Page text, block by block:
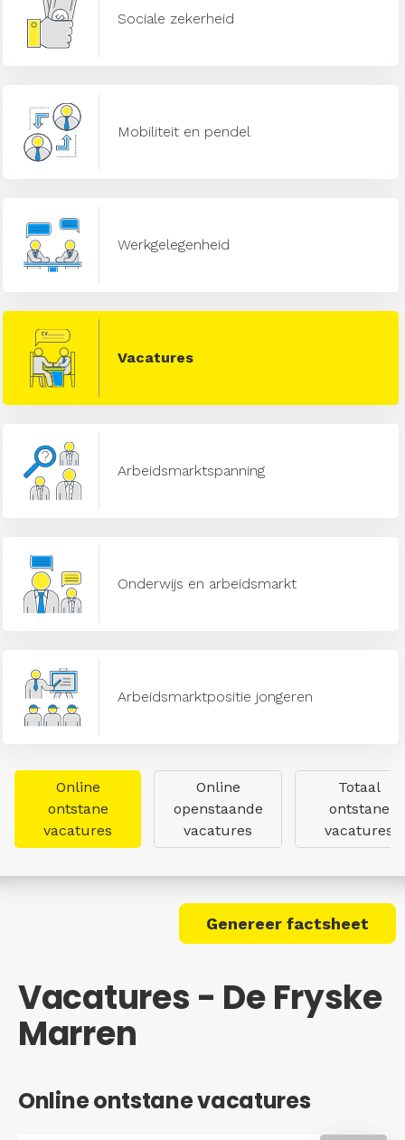
Sociale zekerheid
Mobiliteit en pendel
Werkgelegenheid
Vacatures
Arbeidsmarktspanning
Onderwijs en arbeidsmarkt
Arbeidsmarktpositie jongeren
Online
ontstane
vacatures
Online
openstaande
vacatures
Totaal
ontstane
vacatures
Genereer factsheet
Vacatures - De Fryske
Marren
Online ontstane vacatures